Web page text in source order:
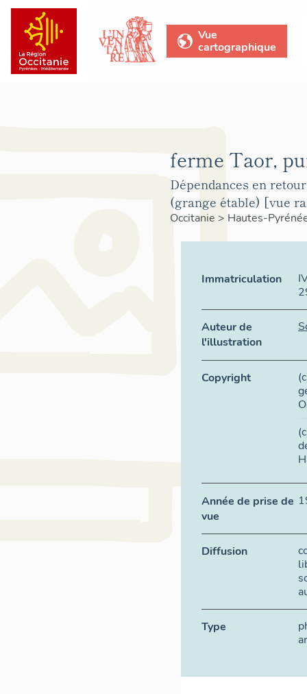
Vue
cartographique
ferme Taor,
Dépendances en
(grange étable) [vue
Occitanie > Hautes-
Immatriculation
Auteur de
l'illustration
Copyright
Année de prise de
vue
Diffusion
Type